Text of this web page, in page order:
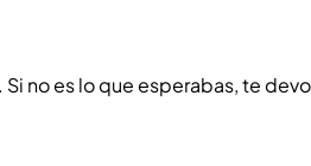
no es lo que esperabas, te